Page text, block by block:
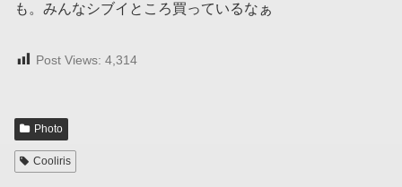
も。みんなシブイところ買っているなぁ
Post Views: 4,314
Photo
Cooliris